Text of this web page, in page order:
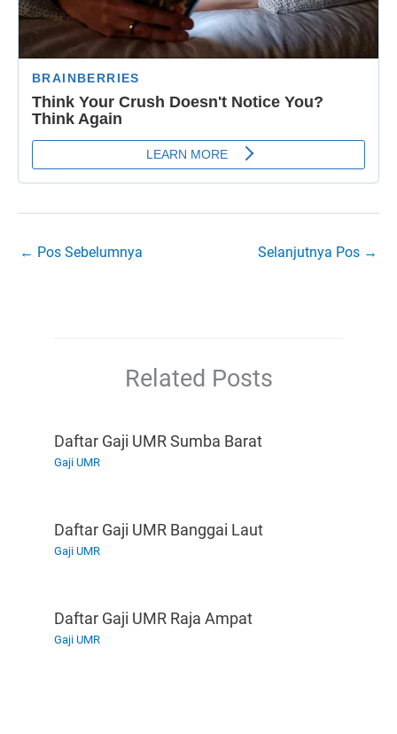
← Pos Sebelumnya Selanjutnya Pos →
Related Posts
Daftar Gaji UMR Sumba Barat
Gaji UMR
Daftar Gaji UMR Banggai Laut
Gaji UMR
Daftar Gaji UMR Raja Ampat
Gaji UMR